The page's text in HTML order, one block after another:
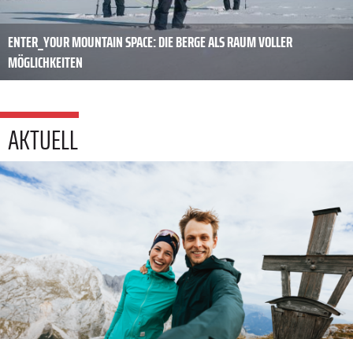
ENTER_YOUR MOUNTAIN SPACE: DIE BERGE ALS RAUM VOLLER
MÖGLICHKEITEN
AKTUELL